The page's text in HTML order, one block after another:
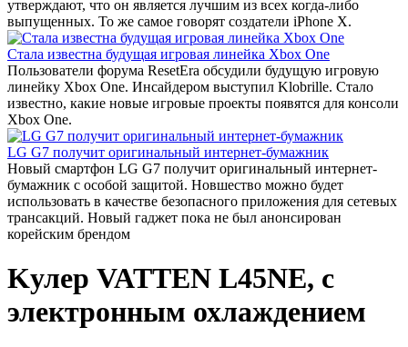
утверждают, что он является лучшим из всех когда-либо
выпущенных. То же самое говорят создатели iPhone X.
Стала известна будущая игровая линейка Xbox One
Пользователи форума ResetEra обсудили будущую игровую
линейку Xbox One. Инсайдером выступил Klobrille. Стало
известно, какие новые игровые проекты появятся для консоли
Xbox One.
LG G7 получит оригинальный интернет-бумажник
Новый смартфон LG G7 получит оригинальный интернет-
бумажник с особой защитой. Новшество можно будет
использовать в качестве безопасного приложения для сетевых
трансакций. Новый гаджет пока не был анонсирован
корейским брендом
Kулер VATTEN L45NE, с
электронным охлаждением